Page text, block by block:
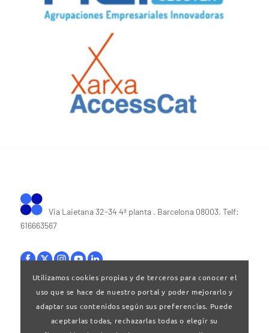
Via Laietana 32-34 4ª planta . Barcelona 08003. Telf:
616663567
Bases legales|Política de privacitat
Utilizamos cookies propias y de terceros para conocer el
uso que se hace de nuestro portal y poder mejorarlo y
adaptar sus contenidos según sus preferencias. Puede
aceptarlas todas, rechazarlas todas o elegir su